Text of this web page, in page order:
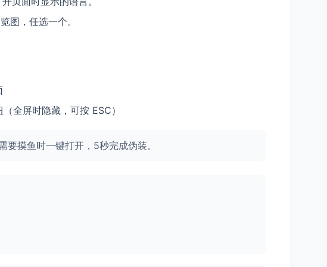
图，任选一个。
全屏时隐藏，可按 ESC）
要摸鱼时一键打开，5秒完成伪装。